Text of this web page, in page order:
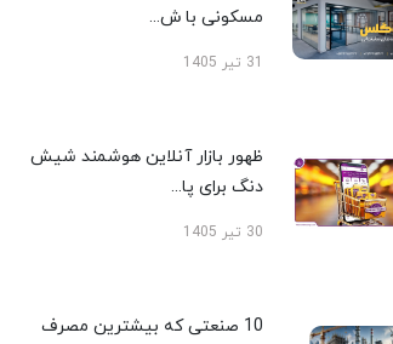
مسکونی با ش...
31 تیر 1405
ظهور بازار آنلاین هوشمند شیش
دنگ برای پا...
30 تیر 1405
10 صنعتی که بیشترین مصرف